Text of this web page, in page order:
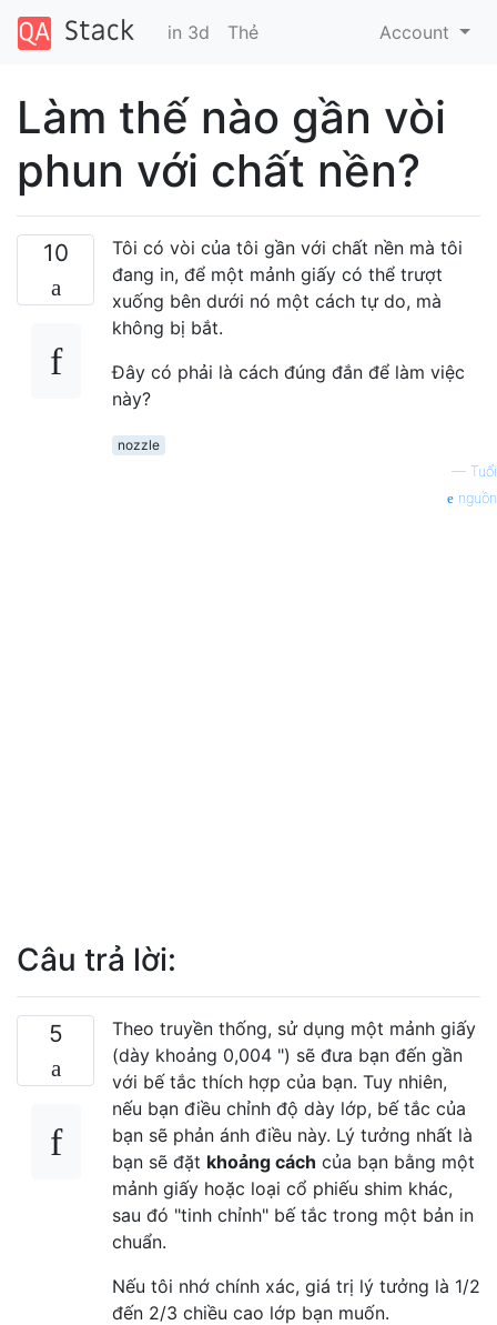
in 3d Thẻ Account
Làm thế nào gần vòi
phun với chất nền?
10
Tôi có vòi của tôi gần với chất nền mà tôi
đang in, để một mảnh giấy có thể trượt
xuống bên dưới nó một cách tự do, mà
không bị bắt.
Đây có phải là cách đúng đắn để làm việc
này?
nozzle
— Tuổi
nguồn
Câu trả lời:
5
Theo truyền thống, sử dụng một mảnh giấy
(dày khoảng 0,004 ") sẽ đưa bạn đến gần
với bế tắc thích hợp của bạn. Tuy nhiên,
nếu bạn điều chỉnh độ dày lớp, bế tắc của
bạn sẽ phản ánh điều này. Lý tưởng nhất là
bạn sẽ đặt khoảng cách của bạn bằng một
mảnh giấy hoặc loại cổ phiếu shim khác,
sau đó "tinh chỉnh" bế tắc trong một bản in
chuẩn.
Nếu tôi nhớ chính xác, giá trị lý tưởng là 1/2
đến 2/3 chiều cao lớp bạn muốn.